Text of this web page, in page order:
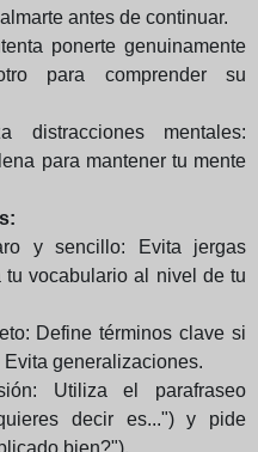
antes de continuar.
ponerte genuinamente
para comprender su
distracciones mentales:
para mantener tu mente
y sencillo: Evita jergas
tu vocabulario al nivel de tu
Define términos clave si
generalizaciones.
Utiliza el parafraseo
decir es...") y pide
bien?").